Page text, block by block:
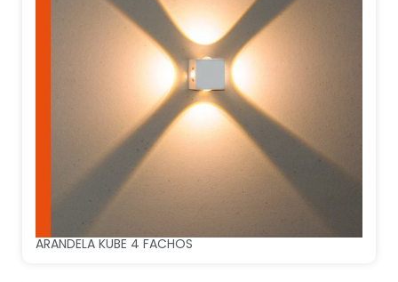
ARANDELA KUBE 4 FACHOS